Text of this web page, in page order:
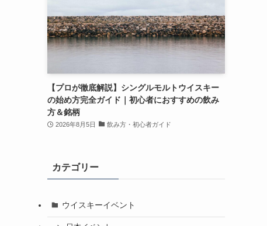
【プロが徹底解説】シングルモルトウイスキー
の始め方完全ガイド｜初心者におすすめの飲み
方＆銘柄
2026年8月5日 飲み方・初心者ガイド
カテゴリー
ウイスキーイベント